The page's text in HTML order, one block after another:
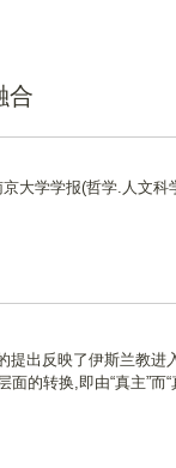
合
京大学学报(哲学.人文科
提出反映了伊斯兰教
面的转换,即由“真主”